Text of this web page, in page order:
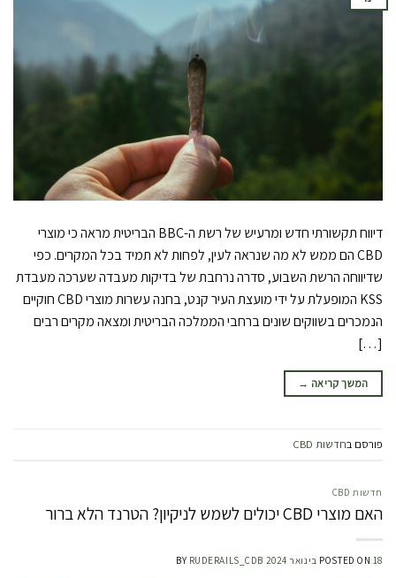
דיווח תקשורתי חדש ומרעיש של רשת ה-BBC הבריטית מראה כי מוצרי
CBD הם ממש לא מה שנראה לעין, לפחות לא תמיד בכל המקרים. כפי
שדיווחה הרשת השבוע, סדרה נרחבת של בדיקות מעבדה שערכה מעבדת
KSS המופעלת על ידי מועצת העיר קנט, בחנה עשרות מוצרי CBD חוקיים
הנמכרים בשווקים שונים ברחבי הממלכה הבריטית ומצאה מקרים רבים
[…]
המשך קריאה →
פורסם בחדשות CBD
חדשות CBD
האם מוצרי CBD יכולים לשמש לניקיון? הטרנד הלא ברור
POSTED ON 18 בינואר 2024 BY RUDERAILS_CDB